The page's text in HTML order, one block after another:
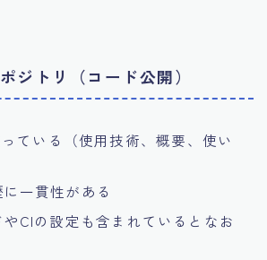
ジトリ（コード公開）
っている（使用技術、概要、使い
一貫性がある
CIの設定も含まれているとなお